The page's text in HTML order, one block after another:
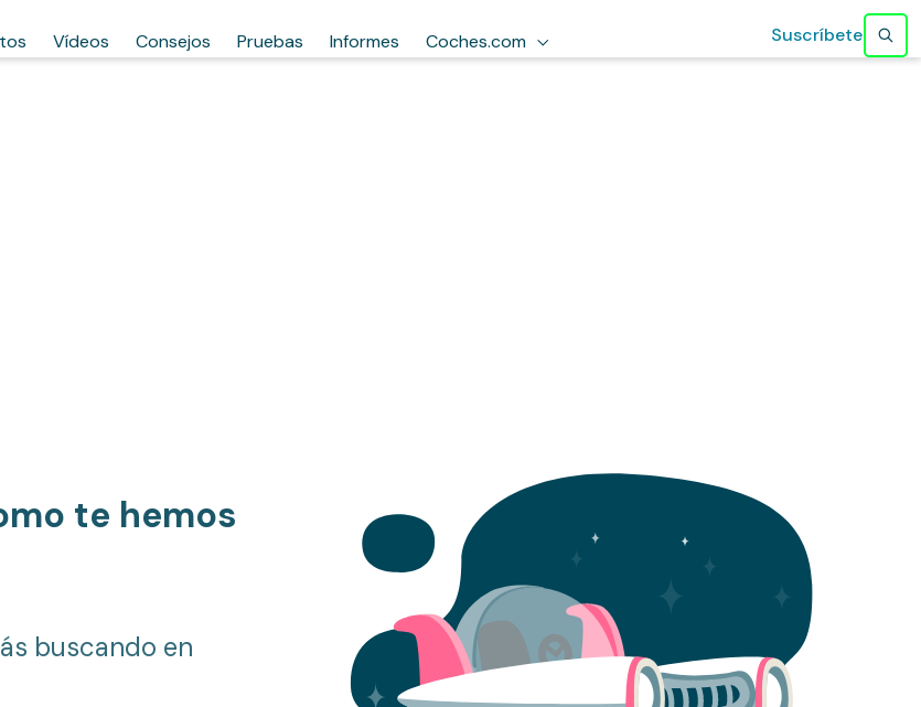
Vídeos Consejos Pruebas Informes Coches.com Suscríbete
te hemos
buscando en